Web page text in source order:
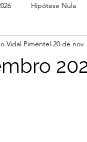
Hipótese Nula
ACC Maio
2025
Vidal Pimentel 20 de